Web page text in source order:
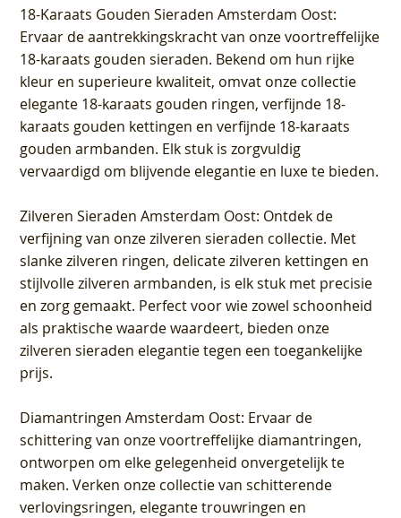
18-Karaats Gouden Sieraden Amsterdam Oost:
Ervaar de aantrekkingskracht van onze voortreffelijke
18-karaats gouden sieraden. Bekend om hun rijke
kleur en superieure kwaliteit, omvat onze collectie
elegante 18-karaats gouden ringen, verfijnde 18-
karaats gouden kettingen en verfijnde 18-karaats
gouden armbanden. Elk stuk is zorgvuldig
vervaardigd om blijvende elegantie en luxe te bieden.
Zilveren Sieraden Amsterdam Oost: Ontdek de
verfijning van onze zilveren sieraden collectie. Met
slanke zilveren ringen, delicate zilveren kettingen en
stijlvolle zilveren armbanden, is elk stuk met precisie
en zorg gemaakt. Perfect voor wie zowel schoonheid
als praktische waarde waardeert, bieden onze
zilveren sieraden elegantie tegen een toegankelijke
prijs.
Diamantringen Amsterdam Oost: Ervaar de
schittering van onze voortreffelijke diamantringen,
ontworpen om elke gelegenheid onvergetelijk te
maken. Verken onze collectie van schitterende
verlovingsringen, elegante trouwringen en